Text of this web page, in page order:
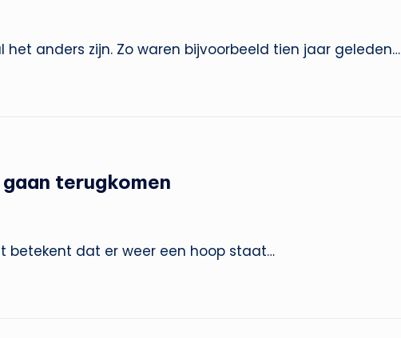
het anders zijn. Zo waren bijvoorbeeld tien jaar geleden…
terugkomen
betekent dat er weer een hoop staat…